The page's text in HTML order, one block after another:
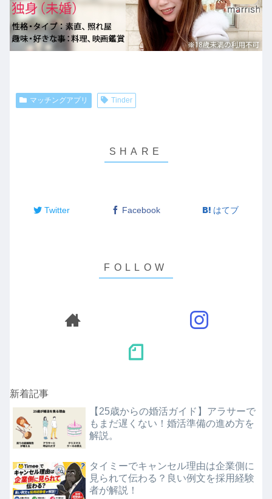
マッチングアプリ Tinder
Twitter Facebook はてブ
新着記事
【25歳からの婚活ガイド】アラサーで
もまだ遅くない！婚活準備の進め方を
解説。
タイミーでキャンセル理由は企業側に
見られて伝わる？良い例文を採用経験
者が解説！